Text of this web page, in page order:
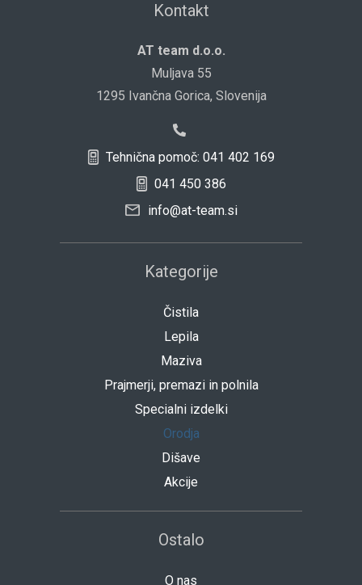
Kontakt
AT team d.o.o.
Muljava 55
1295 Ivančna Gorica, Slovenija
Tehnična pomoč: 041 402 169
041 450 386
info@at-team.si
Kategorije
Čistila
Lepila
Maziva
Prajmerji, premazi in polnila
Specialni izdelki
Orodja
Dišave
Akcije
Ostalo
O nas